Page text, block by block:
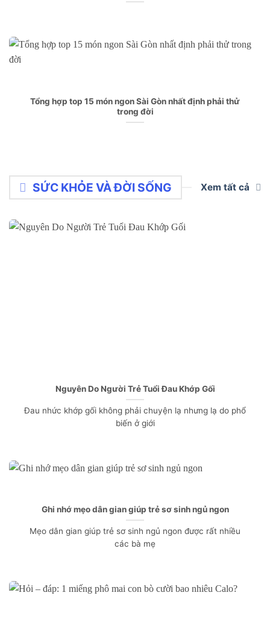
Tổng hợp top 15 món ngon Sài Gòn nhất định phải thử
trong đời
SỨC KHỎE VÀ ĐỜI SỐNG Xem tất cả
Nguyên Do Người Trẻ Tuổi Đau Khớp Gối
Đau nhức khớp gối không phải chuyện lạ nhưng lạ do phổ
biến ở giới
Ghi nhớ mẹo dân gian giúp trẻ sơ sinh ngủ ngon
Mẹo dân gian giúp trẻ sơ sinh ngủ ngon được rất nhiều
các bà mẹ